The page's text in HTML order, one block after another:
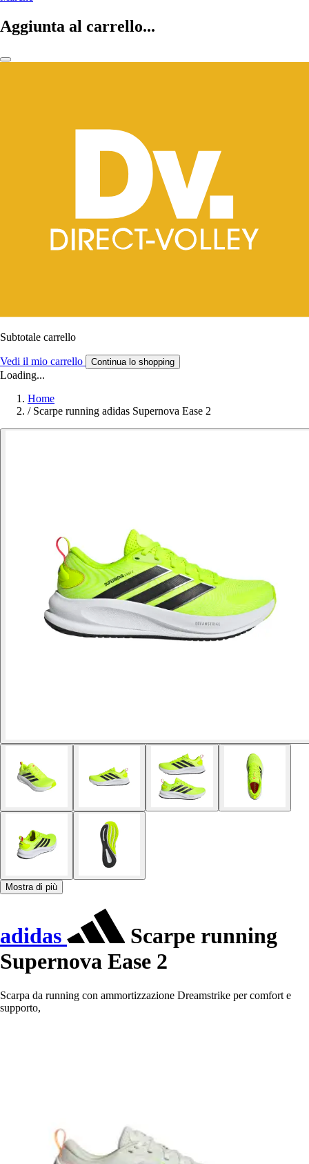
Aggiunta al carrello...
Subtotale carrello
Vedi il mio carrello Continua lo shopping
Loading...
Home
/ Scarpe running adidas Supernova Ease 2
Mostra di più
adidas
Scarpe running
Supernova Ease 2
Scarpa da running con ammortizzazione Dreamstrike per comfort e
supporto,